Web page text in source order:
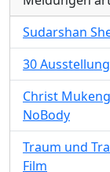
Sudarshan
30
Christ
NoBody
Traum und
Film